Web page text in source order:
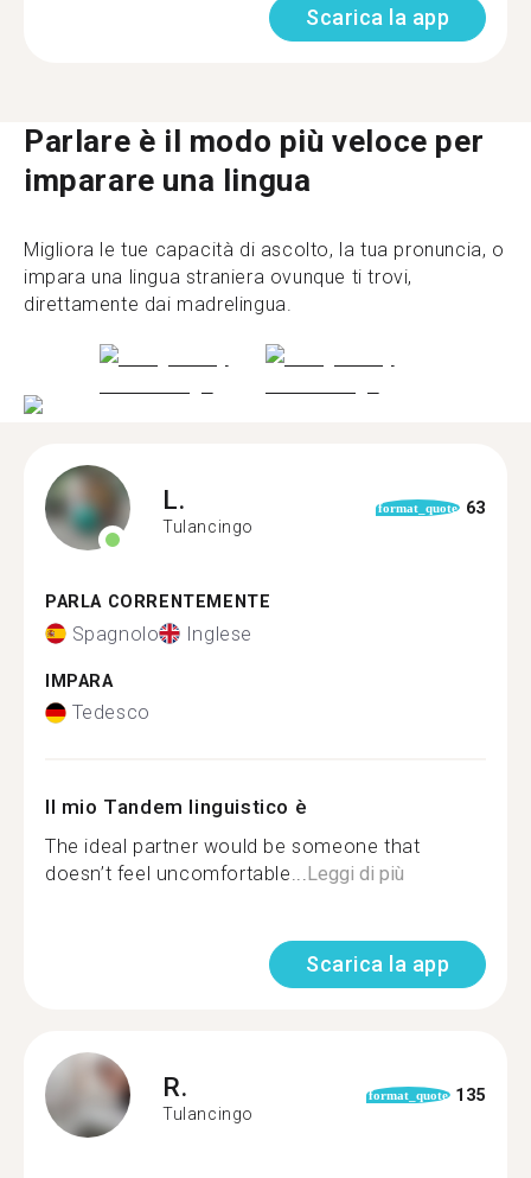
Scarica la app
Parlare è il modo più veloce per
imparare una lingua
Migliora le tue capacità di ascolto, la tua pronuncia, o
impara una lingua straniera ovunque ti trovi,
direttamente dai madrelingua.
L.
Tulancingo
format_quote 63
PARLA CORRENTEMENTE
Spagnolo Inglese
IMPARA
Tedesco
Il mio Tandem linguistico è
The ideal partner would be someone that
doesn’t feel uncomfortable...Leggi di più
Scarica la app
R.
Tulancingo
format_quote 135